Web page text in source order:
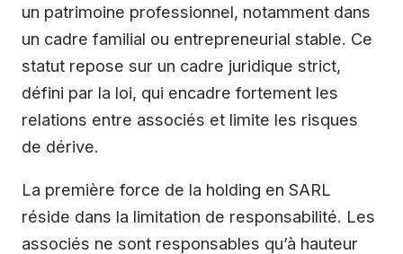
un patrimoine professionnel, notamment dans
un cadre familial ou entrepreneurial stable. Ce
statut repose sur un cadre juridique strict,
défini par la loi, qui encadre fortement les
relations entre associés et limite les risques
de dérive.
La première force de la holding en SARL
réside dans la limitation de responsabilité. Les
associés ne sont responsables qu’à hauteur